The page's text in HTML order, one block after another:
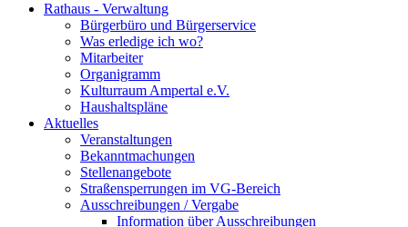
Rathaus - Verwaltung
Bürgerbüro und Bürgerservice
Was erledige ich wo?
Mitarbeiter
Organigramm
Kulturraum Ampertal e.V.
Haushaltspläne
Aktuelles
Veranstaltungen
Bekanntmachungen
Stellenangebote
Straßensperrungen im VG-Bereich
Ausschreibungen / Vergabe
Information über Ausschreibungen